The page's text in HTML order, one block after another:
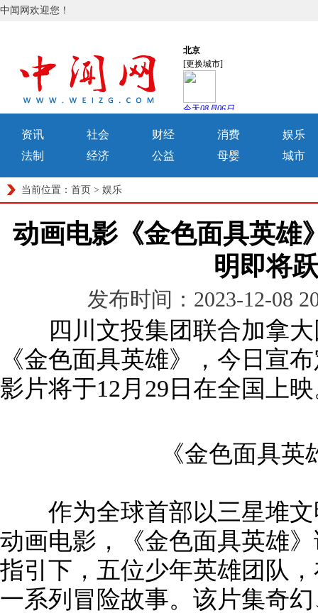
中闻网欢迎您！
资讯 社会 财经 消费
娱乐
法制
经济 公益 母婴 城市
当前位置： 首页 > 娱乐
动画电影《金色面具英雄
明即将
发布时间：2023-12-08
四川文投集团联合加拿大
《金色面具英雄》，今日宣
影片将于12月29日在全国上
《金色面具
作为全球首部以三星堆文
动画电影，《金色面具英雄
指引下，五位少年英雄团队
一系列冒险故事。该片集奇